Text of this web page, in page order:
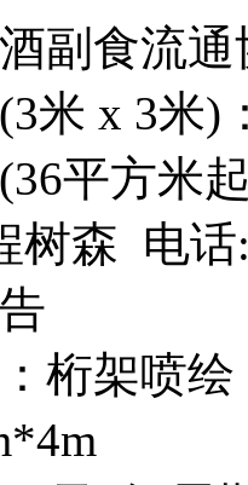
食流通
x 3米)
平方米起
森 电话:
桁架喷绘